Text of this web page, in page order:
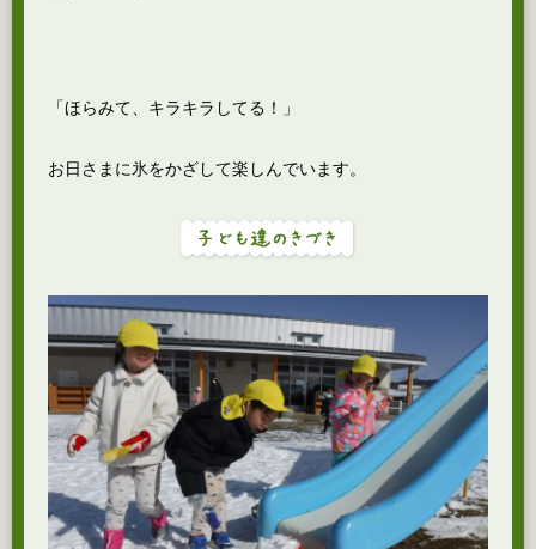
「ほらみて、キラキラしてる！」
お日さまに氷をかざして楽しんでいます。